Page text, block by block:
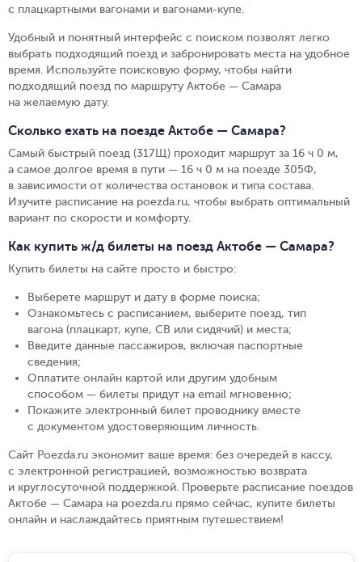
с плацкартными вагонами и вагонами-купе.
Удобный и понятный интерфейс с поиском позволят легко
выбрать подходящий поезд и забронировать места на удобное
время. Используйте поисковую форму, чтобы найти
подходящий поезд по маршруту Актобе — Самара
на желаемую дату.
Сколько ехать на поезде Актобе — Самара?
Самый быстрый поезд (317Щ) проходит маршрут за 16 ч 0 м,
а самое долгое время в пути — 16 ч 0 м на поезде 305Ф,
в зависимости от количества остановок и типа состава.
Изучите расписание на poezda.ru, чтобы выбрать оптимальный
вариант по скорости и комфорту.
Как купить ж/д билеты на поезд Актобе — Самара?
Купить билеты на сайте просто и быстро:
Выберете маршрут и дату в форме поиска;
Ознакомьтесь с расписанием, выберите поезд, тип
вагона (плацкарт, купе, СВ или сидячий) и места;
Введите данные пассажиров, включая паспортные
сведения;
Оплатите онлайн картой или другим удобным
способом — билеты придут на email мгновенно;
Покажите электронный билет проводнику вместе
с документом удостоверяющим личность.
Сайт Poezda.ru экономит ваше время: без очередей в кассу,
с электронной регистрацией, возможностью возврата
и круглосуточной поддержкой. Проверьте расписание поездов
Актобе — Самара на poezda.ru прямо сейчас, купите билеты
онлайн и наслаждайтесь приятным путешествием!